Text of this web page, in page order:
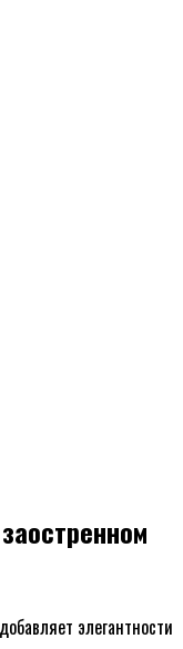
элегантности